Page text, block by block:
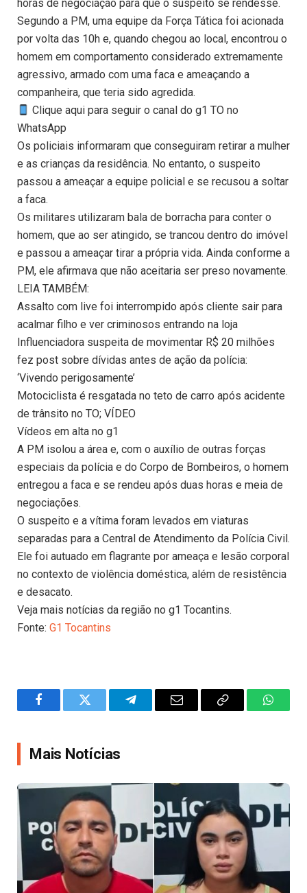
horas de negociação para que o suspeito se rendesse.
Segundo a PM, uma equipe da Força Tática foi acionada
por volta das 10h e, quando chegou ao local, encontrou o
homem em comportamento considerado extremamente
agressivo, armado com uma faca e ameaçando a
companheira, que teria sido agredida.
Clique aqui para seguir o canal do g1 TO no
WhatsApp
Os policiais informaram que conseguiram retirar a mulher
e as crianças da residência. No entanto, o suspeito
passou a ameaçar a equipe policial e se recusou a soltar
a faca.
Os militares utilizaram bala de borracha para conter o
homem, que ao ser atingido, se trancou dentro do imóvel
e passou a ameaçar tirar a própria vida. Ainda conforme a
PM, ele afirmava que não aceitaria ser preso novamente.
LEIA TAMBÉM:
Assalto com live foi interrompido após cliente sair para
acalmar filho e ver criminosos entrando na loja
Influenciadora suspeita de movimentar R$ 20 milhões
fez post sobre dívidas antes de ação da polícia:
‘Vivendo perigosamente’
Motociclista é resgatada no teto de carro após acidente
de trânsito no TO; VÍDEO
Vídeos em alta no g1
A PM isolou a área e, com o auxílio de outras forças
especiais da polícia e do Corpo de Bombeiros, o homem
entregou a faca e se rendeu após duas horas e meia de
negociações.
O suspeito e a vítima foram levados em viaturas
separadas para a Central de Atendimento da Polícia Civil.
Ele foi autuado em flagrante por ameaça e lesão corporal
no contexto de violência doméstica, além de resistência
e desacato.
Veja mais notícias da região no g1 Tocantins.
Fonte: G1 Tocantins
FacebookTwitter TelegramEmail
Copy
Mais Notícias